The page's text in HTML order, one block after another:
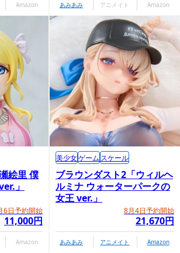
Amazon あみあみ アニメイト Amazon
絵里 僕
」
6日予約開始
11,000円
Amazon
ブラウンダスト2「ウィルヘ
ルミナ ウォーターパークの
女王 ver.」
8月4日予約開始
21,670円
美少女ゲーム スケール
あみあみ アニメイト Amazon